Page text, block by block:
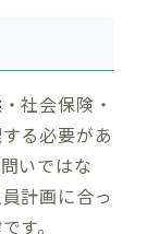
社会保険・
る必要があ
いではな
計画に合っ
す。